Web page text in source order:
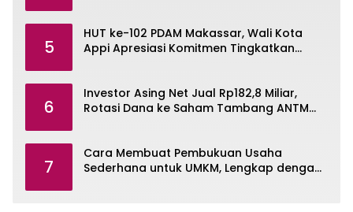
5
HUT ke-102 PDAM Makassar, Wali Kota
Appi Apresiasi Komitmen Tingkatkan
6
Investor Asing Net Jual Rp182,8 Miliar,
Rotasi Dana ke Saham Tambang ANTM
7
Cara Membuat Pembukuan Usaha
Sederhana untuk UMKM, Lengkap dengan